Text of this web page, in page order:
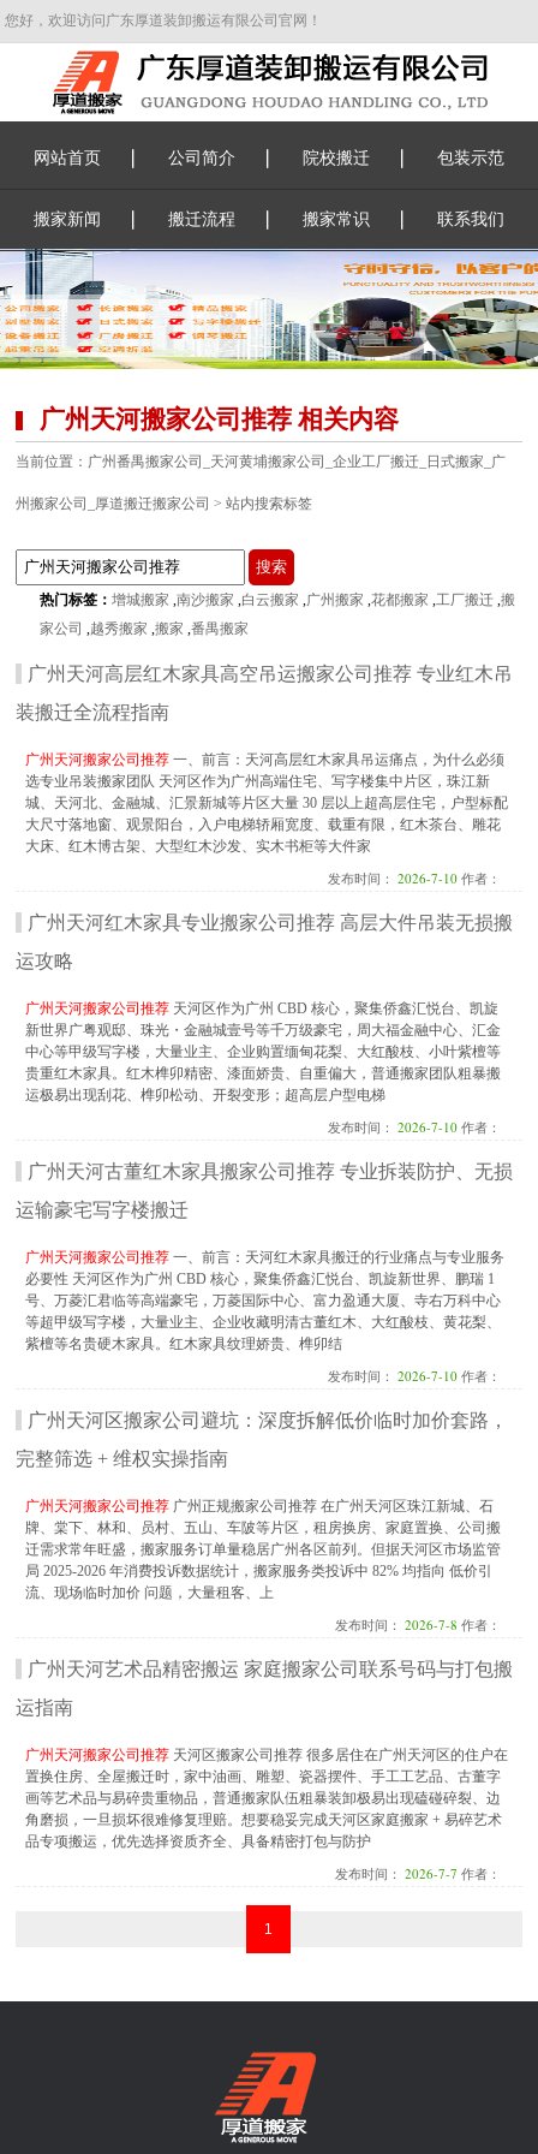
您好，欢迎访问广东厚道装卸搬运有限公司官网！
网站首页 公司简介 院校搬迁 包装示范
搬家新闻 搬迁流程 搬家常识 联系我们
广州天河搬家公司推荐 相关内容
当前位置： 广州番禺搬家公司_天河黄埔搬家公司_企业工厂搬迁_日式搬家_广
州搬家公司_厚道搬迁搬家公司 > 站内搜索标签
热门标签：增城搬家 ,南沙搬家 ,白云搬家 ,广州搬家 ,花都搬家 ,工厂搬迁 ,搬
家公司 ,越秀搬家 ,搬家 ,番禺搬家
广州天河高层红木家具高空吊运搬家公司推荐 专业红木吊
装搬迁全流程指南
广州天河搬家公司推荐 一、前言：天河高层红木家具吊运痛点，为什么必须
选专业吊装搬家团队 天河区作为广州高端住宅、写字楼集中片区，珠江新
城、天河北、金融城、汇景新城等片区大量 30 层以上超高层住宅，户型标配
大尺寸落地窗、观景阳台，入户电梯轿厢宽度、载重有限，红木茶台、雕花
大床、红木博古架、大型红木沙发、实木书柜等大件家
发布时间： 2026-7-10作者：
广州天河红木家具专业搬家公司推荐 高层大件吊装无损搬
运攻略
广州天河搬家公司推荐 天河区作为广州 CBD 核心，聚集侨鑫汇悦台、凯旋
新世界广粤观邸、珠光・金融城壹号等千万级豪宅，周大福金融中心、汇金
中心等甲级写字楼，大量业主、企业购置缅甸花梨、大红酸枝、小叶紫檀等
贵重红木家具。红木榫卯精密、漆面娇贵、自重偏大，普通搬家团队粗暴搬
运极易出现刮花、榫卯松动、开裂变形；超高层户型电梯
发布时间： 2026-7-10作者：
广州天河古董红木家具搬家公司推荐 专业拆装防护、无损
运输豪宅写字楼搬迁
广州天河搬家公司推荐 一、前言：天河红木家具搬迁的行业痛点与专业服务
必要性 天河区作为广州 CBD 核心，聚集侨鑫汇悦台、凯旋新世界、鹏瑞 1
号、万菱汇君临等高端豪宅，万菱国际中心、富力盈通大厦、寺右万科中心
等超甲级写字楼，大量业主、企业收藏明清古董红木、大红酸枝、黄花梨、
紫檀等名贵硬木家具。红木家具纹理娇贵、榫卯结
发布时间： 2026-7-10作者：
广州天河区搬家公司避坑：深度拆解低价临时加价套路，
完整筛选 + 维权实操指南
广州天河搬家公司推荐 广州正规搬家公司推荐 在广州天河区珠江新城、石
牌、棠下、林和、员村、五山、车陂等片区，租房换房、家庭置换、公司搬
迁需求常年旺盛，搬家服务订单量稳居广州各区前列。但据天河区市场监管
局 2025-2026 年消费投诉数据统计，搬家服务类投诉中 82% 均指向 低价引
流、现场临时加价 问题，大量租客、上
发布时间： 2026-7-8 作者：
广州天河艺术品精密搬运 家庭搬家公司联系号码与打包搬
运指南
广州天河搬家公司推荐 天河区搬家公司推荐 很多居住在广州天河区的住户在
置换住房、全屋搬迁时，家中油画、雕塑、瓷器摆件、手工工艺品、古董字
画等艺术品与易碎贵重物品，普通搬家队伍粗暴装卸极易出现磕碰碎裂、边
角磨损，一旦损坏很难修复理赔。想要稳妥完成天河区家庭搬家 + 易碎艺术
品专项搬运，优先选择资质齐全、具备精密打包与防护
发布时间： 2026-7-7 作者：
1